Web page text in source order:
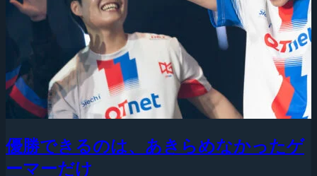
優勝できるのは、あきらめなかったゲ
ーマーだけ